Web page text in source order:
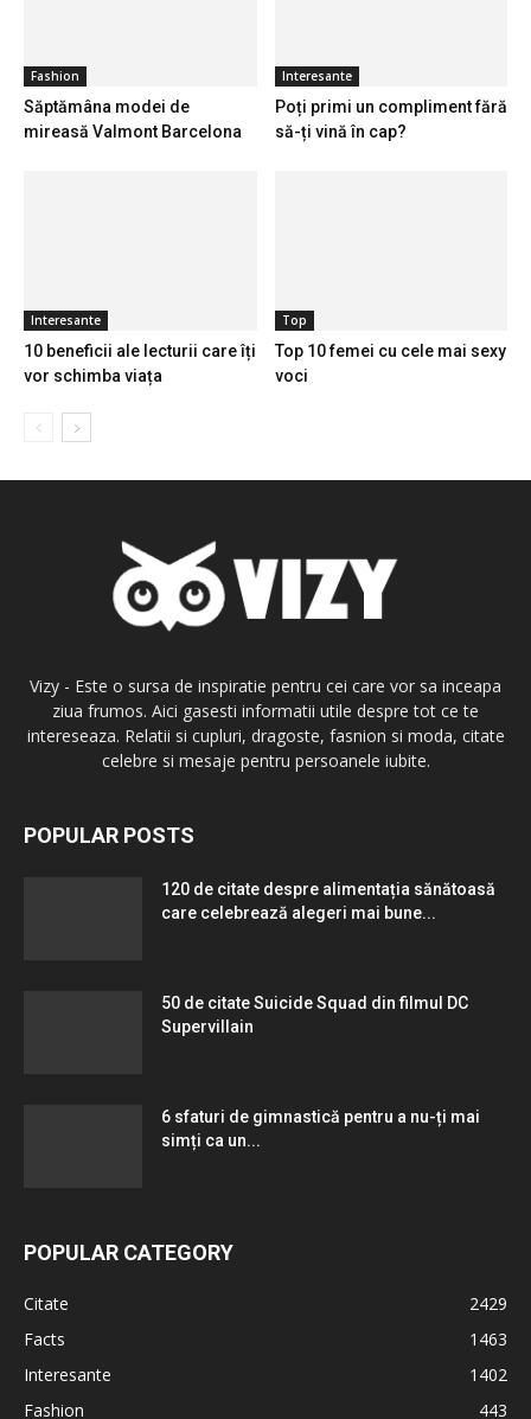
Fashion
Săptămâna modei de
mireasă Valmont Barcelona
Interesante
Poți primi un compliment fără
să-ți vină în cap?
Interesante
10 beneficii ale lecturii care îți
vor schimba viața
Top
Top 10 femei cu cele mai sexy
voci
Vizy - Este o sursa de inspiratie pentru cei care vor sa inceapa
ziua frumos. Aici gasesti informatii utile despre tot ce te
intereseaza. Relatii si cupluri, dragoste, fasnion si moda, citate
celebre si mesaje pentru persoanele iubite.
POPULAR POSTS
120 de citate despre alimentația sănătoasă
care celebrează alegeri mai bune...
50 de citate Suicide Squad din filmul DC
Supervillain
6 sfaturi de gimnastică pentru a nu-ți mai
simți ca un...
POPULAR CATEGORY
Citate
2429
Facts
1463
Interesante
1402
Fashion
443